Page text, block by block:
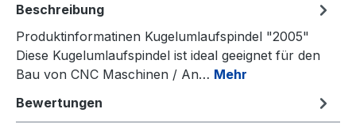
Beschreibung
Produktinformatinen Kugelumlaufspindel "2005"
Diese Kugelumlaufspindel ist ideal geeignet für den
Bau von CNC Maschinen / An… Mehr
Bewertungen